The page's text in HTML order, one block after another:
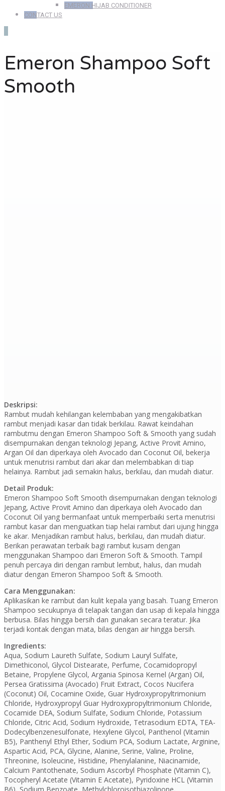
EMERON HIJAB CONDITIONER
CONTACT US
Emeron Shampoo Soft
Smooth
Deskripsi:
Rambut mudah kehilangan kelembaban yang mengakibatkan
rambut menjadi kasar dan tidak berkilau. Rawat keindahan
rambutmu dengan Emeron Shampoo Soft & Smooth yang sudah
disempurnakan dengan teknologi Jepang, Active Provit Amino,
Argan Oil dan diperkaya oleh Avocado dan Coconut Oil, bekerja
untuk menutrisi rambut dari akar dan melembabkan di tiap
helainya. Rambut jadi semakin halus, berkilau, dan mudah diatur.
Detail Produk:
Emeron Shampoo Soft Smooth disempurnakan dengan teknologi
Jepang, Active Provit Amino dan diperkaya oleh Avocado dan
Coconut Oil yang bermanfaat untuk memperbaiki serta menutrisi
rambut kasar dan menguatkan tiap helai rambut dari ujung hingga
ke akar. Menjadikan rambut halus, berkilau, dan mudah diatur.
Berikan perawatan terbaik bagi rambut kusam dengan
menggunakan Shampoo dari Emeron Soft & Smooth. Tampil
penuh percaya diri dengan rambut lembut, halus, dan mudah
diatur dengan Emeron Shampoo Soft & Smooth.
Cara Menggunakan:
Aplikasikan ke rambut dan kulit kepala yang basah. Tuang Emeron
Shampoo secukupnya di telapak tangan dan usap di kepala hingga
berbusa. Bilas hingga bersih dan gunakan secara teratur. Jika
terjadi kontak dengan mata, bilas dengan air hingga bersih.
Ingredients:
Aqua, Sodium Laureth Sulfate, Sodium Lauryl Sulfate,
Dimethiconol, Glycol Distearate, Perfume, Cocamidopropyl
Betaine, Propylene Glycol, Argania Spinosa Kernel (Argan) Oil,
Persea Gratissima (Avocado) Fruit Extract, Cocos Nucifera
(Coconut) Oil, Cocamine Oxide, Guar Hydroxypropyltrimonium
Chloride, Hydroxypropyl Guar Hydroxypropyltrimonium Chloride,
Cocamide DEA, Sodium Sulfate, Sodium Chloride, Potassium
Chloride, Citric Acid, Sodium Hydroxide, Tetrasodium EDTA, TEA-
Dodecylbenzenesulfonate, Hexylene Glycol, Panthenol (Vitamin
B5), Panthenyl Ethyl Ether, Sodium PCA, Sodium Lactate, Arginine,
Aspartic Acid, PCA, Glycine, Alanine, Serine, Valine, Proline,
Threonine, Isoleucine, Histidine, Phenylalanine, Niacinamide,
Calcium Pantothenate, Sodium Ascorbyl Phosphate (Vitamin C),
Tocopheryl Acetate (Vitamin E Acetate), Pyridoxine HCL (Vitamin